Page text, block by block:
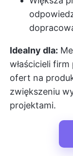
Idealny dla:
właścicieli
ofert na
zwiększeniu
projektami.